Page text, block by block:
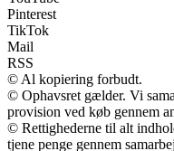
Pinterest
TikTok
Mail
RSS
© Al kopiering forbudt.
© Ophavsret gælder. Vi
provision ved køb gennem
© Rettighederne til alt
tjene penge gennem